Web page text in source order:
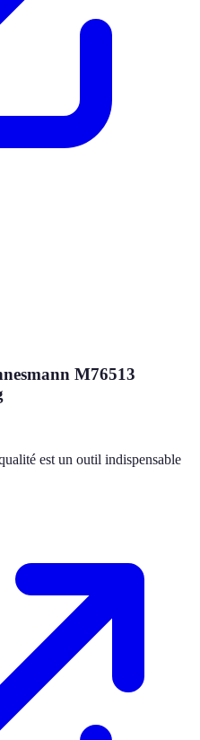
M76513
est un outil indispensable